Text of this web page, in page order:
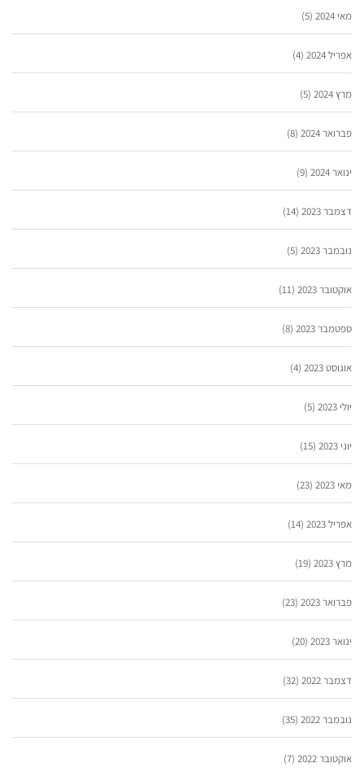
מאי 2024 (5)
אפריל 2024 (4)
מרץ 2024 (5)
פברואר 2024 (8)
ינואר 2024 (9)
דצמבר 2023 (14)
נובמבר 2023 (5)
אוקטובר 2023 (11)
ספטמבר 2023 (8)
אוגוסט 2023 (4)
יולי 2023 (5)
יוני 2023 (15)
מאי 2023 (23)
אפריל 2023 (14)
מרץ 2023 (19)
פברואר 2023 (23)
ינואר 2023 (20)
דצמבר 2022 (32)
נובמבר 2022 (35)
אוקטובר 2022 (7)